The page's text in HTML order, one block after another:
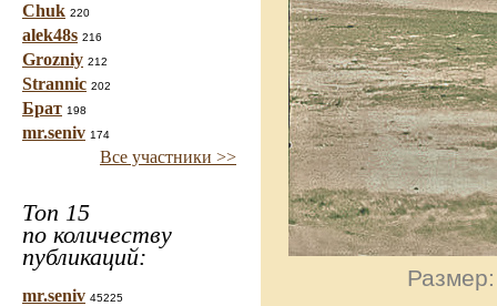
Chuk 220
alek48s 216
Grozniy 212
Strannic 202
Брат 198
mr.seniv 174
Все участники >>
Топ 15
по количеству
публикаций:
mr.seniv 45225